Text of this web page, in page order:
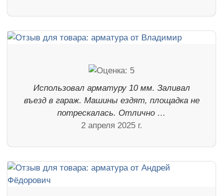
Использовал арматуру 10 мм. Заливал
въезд в гараж. Машины ездят, площадка не
потрескалась. Отлично …
2 апреля 2025 г.